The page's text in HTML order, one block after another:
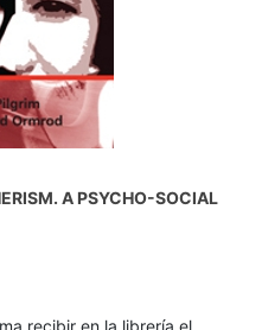
A PSYCHO-SOCIAL
recibir en la librería el